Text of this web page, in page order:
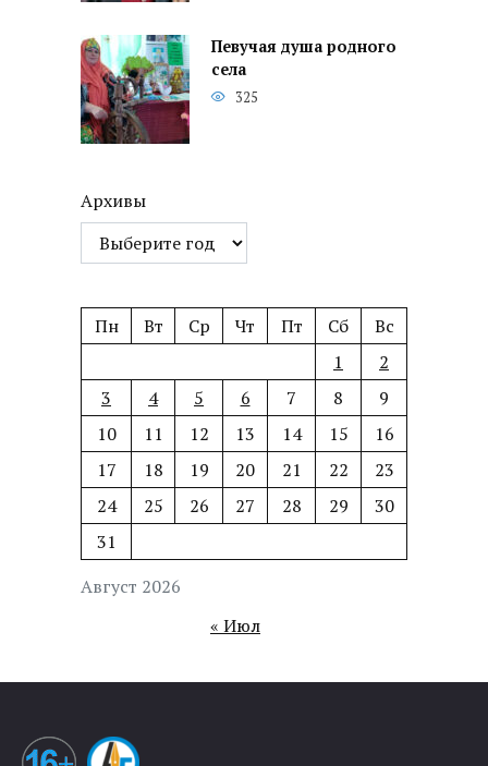
Певучая душа родного
села
325
Архивы
Август 2026
Пн Вт Ср Чт Пт Сб
Вс
1
2
3
4 5 6 7 8
9
10
11 12 13 14 15
16
17
18 19 20 21 22
23
24
25 26 27 28 29
30
31
« Июл